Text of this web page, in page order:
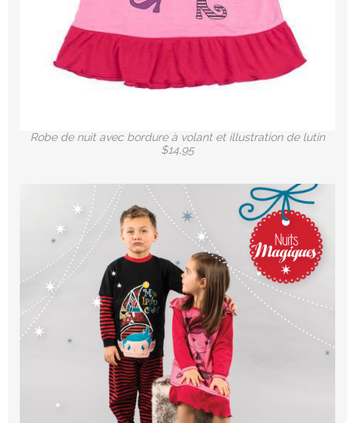
Robe de nuit avec bordure à volant et illustration de lutin
$14,95